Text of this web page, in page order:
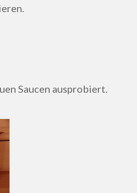
Saucen ausprobiert.